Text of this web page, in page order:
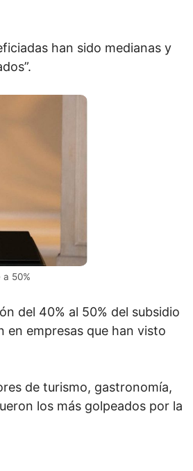
han sido medianas y
50%
del 40% al 50% del subsidio
en empresas que han visto
de turismo, gastronomía,
los más golpeados por la